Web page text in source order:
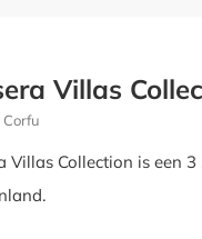
Villas
Corfu
Villas Collection is een